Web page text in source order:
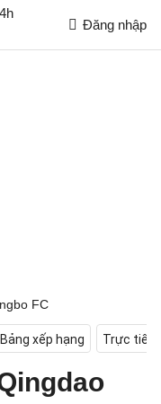
Đăng nhập
FC
Bảng xếp hạng Trực tiếp